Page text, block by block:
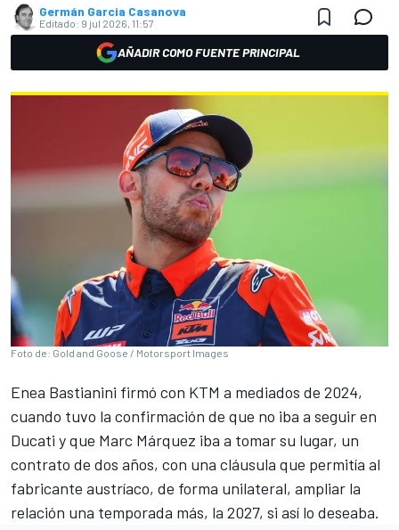
Germán Garcia Casanova
Editado: 9 jul 2026, 11:57
AÑADIR COMO FUENTE PRINCIPAL
Foto de: Gold and Goose / Motorsport Images
Enea Bastianini firmó con KTM a mediados de 2024,
cuando tuvo la confirmación de que no iba a seguir en
Ducati y que Marc Márquez iba a tomar su lugar, un
contrato de dos años, con una cláusula que permitía al
fabricante austríaco, de forma unilateral, ampliar la
relación una temporada más, la 2027, si así lo deseaba.